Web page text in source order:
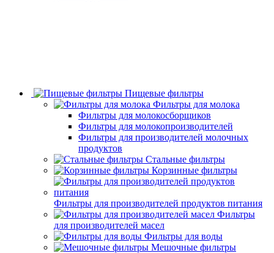
Пищевые фильтры
Фильтры для молока
Фильтры для молокосборщиков
Фильтры для молокопроизводителей
Фильтры для производителей молочных
продуктов
Стальные фильтры
Корзинные фильтры
Фильтры для производителей продуктов питания
Фильтры
для производителей масел
Фильтры для воды
Мешочные фильтры